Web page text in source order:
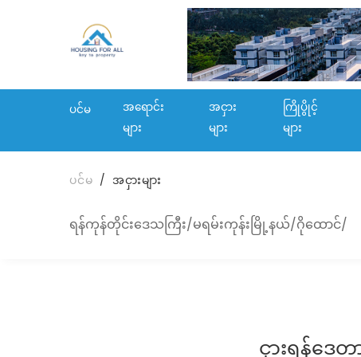
ပင်မ
အရောင်း
များ
အငှား
များ
ကြိုပွိုင့်
များ
ပင်မ အငှားများ
ရန်ကုန်တိုင်းဒေသကြီး/မရမ်းကုန်းမြို့နယ်/ဂိုထောင်/
ငှားရန်ဒေတ